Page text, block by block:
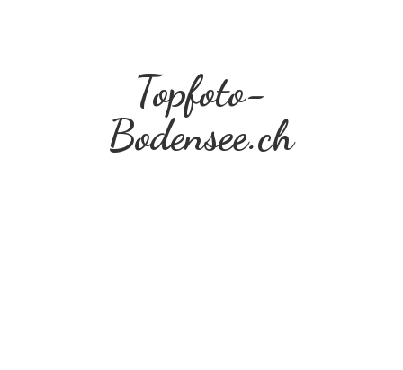
Topfoto-
Bodensee.ch